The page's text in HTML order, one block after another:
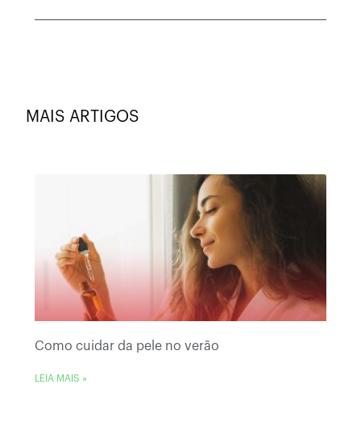
MAIS ARTIGOS
Como cuidar da pele no verão
LEIA MAIS »